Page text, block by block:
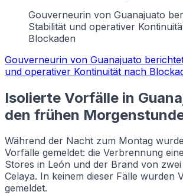
Gouverneurin von Guanajuato
Stabilität und operativer
Blockaden
Gouverneurin von Guanajuato
und operativer Kontinuität nach
Isolierte Vorfälle in
den frühen
Während der Nacht zum Montag
Vorfälle gemeldet: die Verbrennung
Stores in León und der Brand von
Celaya. In keinem dieser Fälle wurden
gemeldet.